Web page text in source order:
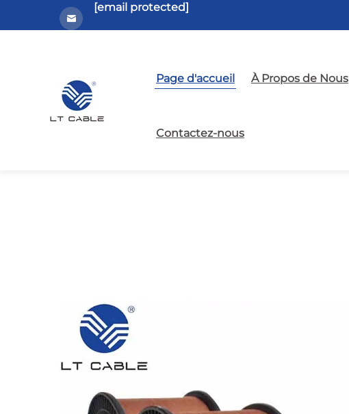
[email protected]
Page d'accueil À Propos de Nous
Contactez-nous